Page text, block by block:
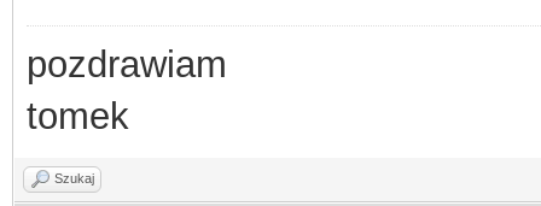
pozdrawiam
tomek
Szukaj